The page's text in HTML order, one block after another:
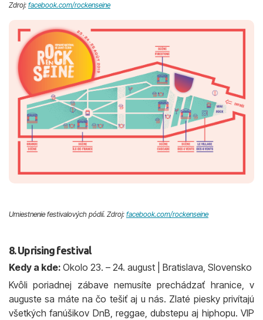
Zdroj: facebook.com/rockenseine
Umiestnenie festivalových pódií. Zdroj: facebook.com/rockenseine
8. Uprising festival
Kedy a kde: Okolo 23. – 24. august | Bratislava, Slovensko
Kvôli poriadnej zábave nemusíte prechádzať hranice, v
auguste sa máte na čo tešiť aj u nás. Zlaté piesky privítajú
všetkých fanúšikov DnB, reggae, dubstepu aj hiphopu. VIP